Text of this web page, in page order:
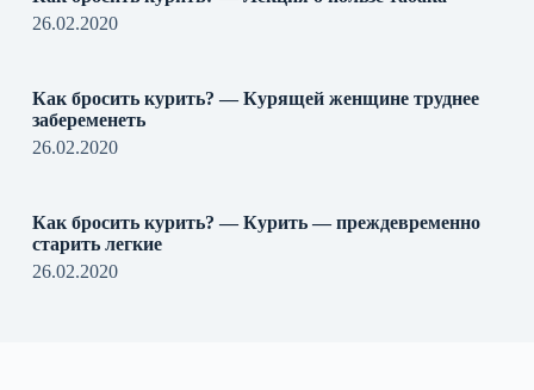
26.02.2020
Как бросить курить? — Курящей женщине труднее
забеременеть
26.02.2020
Как бросить курить? — Курить — преждевременно
старить легкие
26.02.2020